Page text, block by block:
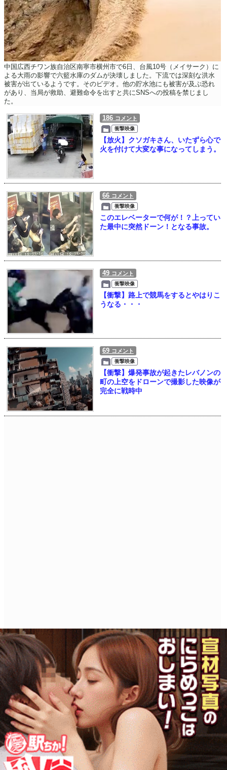
中国広西チワン族自治区南寧市横州市で6日、台風10号（メイサーク）に
よる大雨の影響で六籃水庫のダムが決壊しました。下流では深刻な洪水
被害が出ているようです。そのビデオ。他の貯水池にも被害が及ぶ恐れ
があり、当局が救助、避難命令を出すと共にSNSへの投稿を禁じまし
た。
186 コメント
衝撃映像
【放火】クソガキさん、いたずら心で
火を付けて大変な事になってしまう。
66 コメント
衝撃映像
このエレベーターで何が！？上ってい
た最中に突然ドーン！となる事故。
49 コメント
衝撃映像
【衝撃】路上で競馬をするとやはりこ
うなる・・・
69 コメント
衝撃映像
【衝撃】爆発事故が起きたレバノンの
町の上空をドローンで撮影した映像が
完全に戦時中